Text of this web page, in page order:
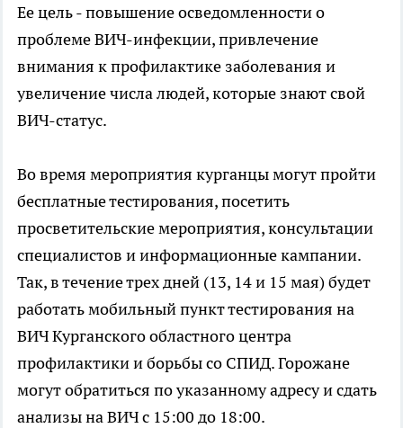
Ее цель - повышение осведомленности о
проблеме ВИЧ-инфекции, привлечение
внимания к профилактике заболевания и
увеличение числа людей, которые знают свой
ВИЧ-статус.
Во время мероприятия курганцы могут пройти
бесплатные тестирования, посетить
просветительские мероприятия, консультации
специалистов и информационные кампании.
Так, в течение трех дней (13, 14 и 15 мая) будет
работать мобильный пункт тестирования на
ВИЧ Курганского областного центра
профилактики и борьбы со СПИД. Горожане
могут обратиться по указанному адресу и сдать
анализы на ВИЧ с 15:00 до 18:00.